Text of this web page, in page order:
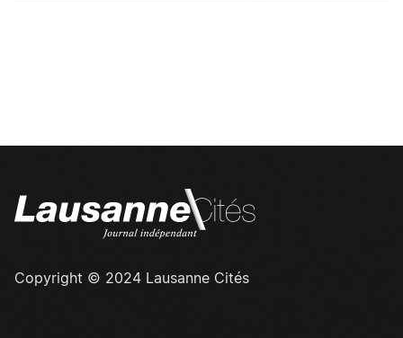
Copyright © 2024 Lausanne Cités